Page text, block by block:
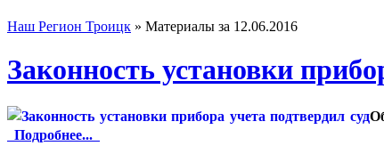
Наш Регион Троицк » Материалы за 12.06.2016
Законность установки
Подробнее...